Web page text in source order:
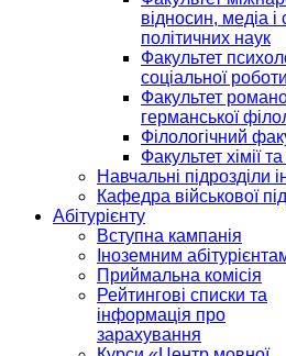
відносин, медіа і
політичних наук
Факультет
соціальної роботи
Факультет
германської
Філологічний
Факультет хімії
Навчальні підрозділи
Кафедра військової
Абітурієнту
Вступна кампанія
Іноземним
Приймальна комісія
Рейтингові списки та
інформація про
зарахування